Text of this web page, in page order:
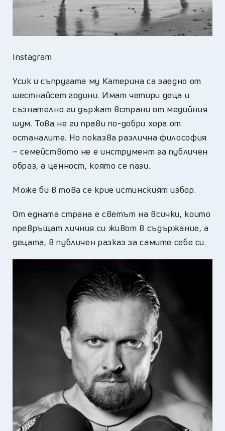
Instagram
Усик и съпругата му Катерина са заедно от
шестнайсет години. Имат четири деца и
съзнателно ги държат встрани от медийния
шум. Това не ги прави по-добри хора от
останалите. Но показва различна философия
– семейството не е инструмент за публичен
образ, а ценност, която се пази.
Може би в това се крие истинският избор.
От едната страна е светът на всички, които
превръщат личния си живот в съдържание, а
децата, в публичен разказ за самите себе си.